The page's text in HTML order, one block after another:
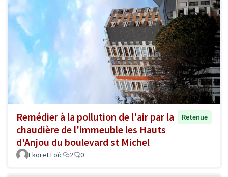
Remédier à la pollution de l'air par la
chaudière de l'immeuble les Hauts
d'Anjou du boulevard st Michel
Retenue
Ekoret Loïc 2 0